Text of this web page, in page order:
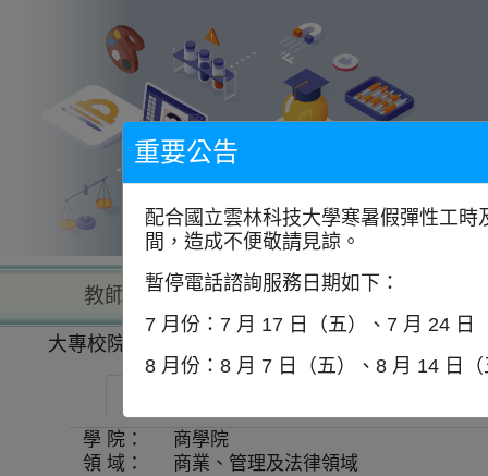
教師查詢 學校查詢
大專校院一覽表
學 院：
商學院
領 域：
商業、管理及法律領域
重要公告
配合國立雲林科技大學寒暑假彈性工
間，造成不便敬請見諒。
暫停電話諮詢服務日期如下：
7 月份：7 月 17 日（五）、7 月 24 日
8 月份：8 月 7 日（五）、8 月 14 日（